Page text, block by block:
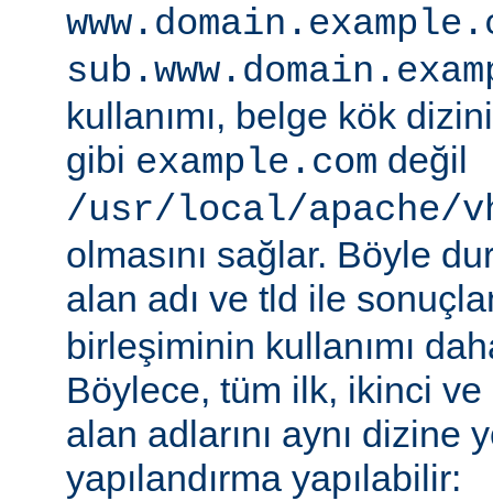
kullanımı, belge kök
gibi example.com değil
/usr/local/apache/
olmasını sağlar. Böyle
alan adı ve tld ile
birleşiminin kullanımı
Böylece, tüm ilk, ikinci
alan adlarını aynı dizine
yapılandırma yapılabilir: